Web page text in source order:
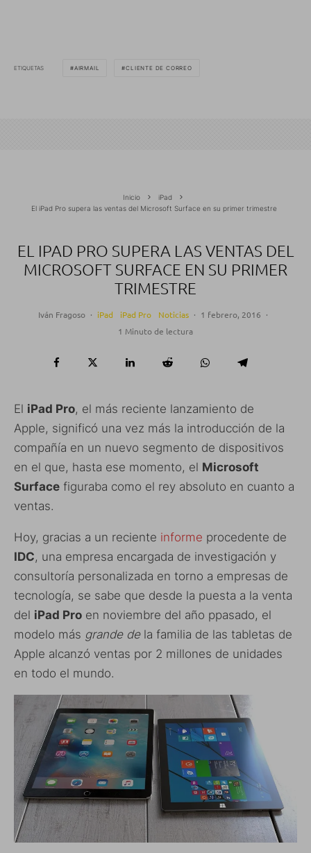
ETIQUETAS AIRMAIL CLIENTE DE CORREO
Inicio
iPad
El iPad Pro supera las ventas del Microsoft Surface en su primer trimestre
EL IPAD PRO SUPERA LAS VENTAS DEL
MICROSOFT SURFACE EN SU PRIMER
TRIMESTRE
Iván Fragoso · iPad iPad Pro Noticias · 1 febrero, 2016 ·
1 Minuto de lectura
El iPad Pro, el más reciente lanzamiento de
Apple, significó una vez más la introducción de la
compañía en un nuevo segmento de dispositivos
en el que, hasta ese momento, el Microsoft
Surface figuraba como el rey absoluto en cuanto a
ventas.
Hoy, gracias a un reciente informe procedente de
IDC, una empresa encargada de investigación y
consultoría personalizada en torno a empresas de
tecnología, se sabe que desde la puesta a la venta
del iPad Pro en noviembre del año ppasado, el
modelo más grande dela familia de las tabletas de
Apple alcanzó ventas por 2 millones de unidades
en todo el mundo.